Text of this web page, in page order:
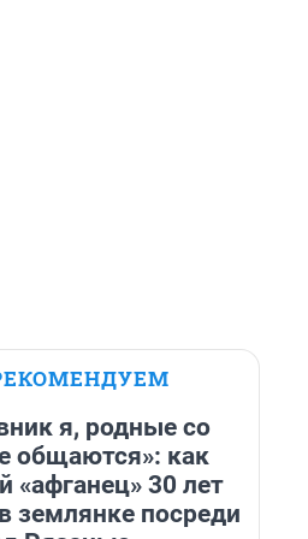
я, родные со
общаются»: как
«афганец» 30 лет
землянке посреди